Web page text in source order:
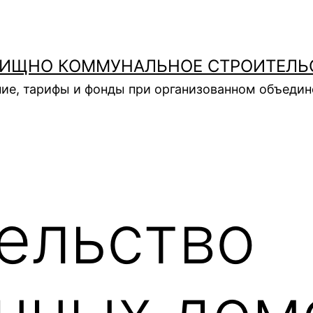
КОММУНАЛЬНОЕ
тарифы и фонды при организованном